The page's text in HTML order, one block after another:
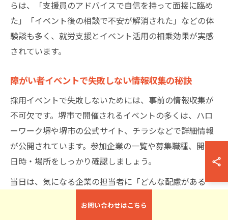
らは、「支援員のアドバイスで自信を持って面接に臨め
た」「イベント後の相談で不安が解消された」などの体
験談も多く、就労支援とイベント活用の相乗効果が実感
されています。
障がい者イベントで失敗しない情報収集の秘訣
採用イベントで失敗しないためには、事前の情報収集が
不可欠です。堺市で開催されるイベントの多くは、ハロ
ーワーク堺や堺市の公式サイト、チラシなどで詳細情報
が公開されています。参加企業の一覧や募集職種、開催
日時・場所をしっかり確認しましょう。
当日は、気になる企業の担当者に「どんな配慮がある
質問を準備することがポイントです。複数の企業を比較
お問い合わせはこちら